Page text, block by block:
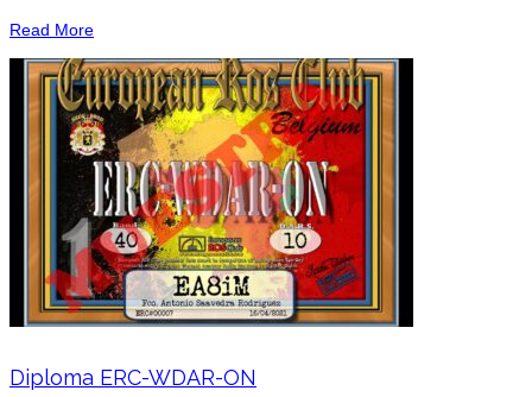
Read More
Diploma ERC-WDAR-ON